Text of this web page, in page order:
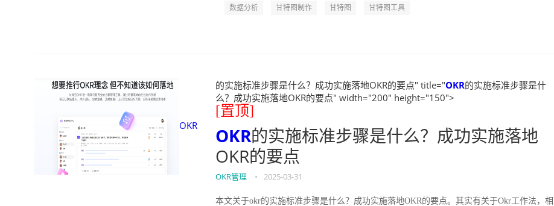
数据分析 甘特图制作 甘特图 甘特图工具
OKR
的实施标准步骤是什么？成功实施落地OKR的要点" title="OKR的实施标准步骤是什
么？成功实施落地OKR的要点" width="200" height="150">
[置顶]
OKR的实施标准步骤是什么？成功实施落地
OKR的要点
OKR管理 • 2025-03-31
本文关于okr的实施标准步骤是什么？成功实施落地OKR的要点。其实有关于Okr工作法，相